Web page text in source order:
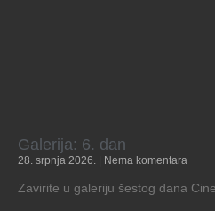
Galerija: 6. dan
28. srpnja 2026. Nema komentara
Zavirite u galeriju šestog dana